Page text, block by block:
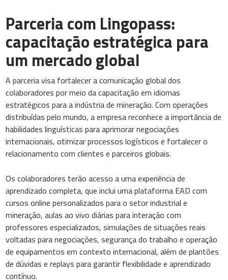
Parceria com Lingopass:
capacitação estratégica para
um mercado global
A parceria visa fortalecer a comunicação global dos
colaboradores por meio da capacitação em idiomas
estratégicos para a indústria de mineração. Com operações
distribuídas pelo mundo, a empresa reconhece a importância de
habilidades linguísticas para aprimorar negociações
internacionais, otimizar processos logísticos e fortalecer o
relacionamento com clientes e parceiros globais.
Os colaboradores terão acesso a uma experiência de
aprendizado completa, que inclui uma plataforma EAD com
cursos online personalizados para o setor industrial e
mineração, aulas ao vivo diárias para interação com
professores especializados, simulações de situações reais
voltadas para negociações, segurança do trabalho e operação
de equipamentos em contexto internacional, além de plantões
de dúvidas e replays para garantir flexibilidade e aprendizado
contínuo.